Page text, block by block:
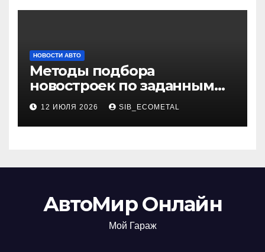
НОВОСТИ АВТО
Методы подбора
новостроек по заданным
критериям
12 ИЮЛЯ 2026 SIB_ECOMETAL
АвтоМир Онлайн
Мой Гараж